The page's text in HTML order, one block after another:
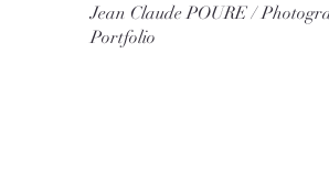
Jean Claude POURE /
Portfolio